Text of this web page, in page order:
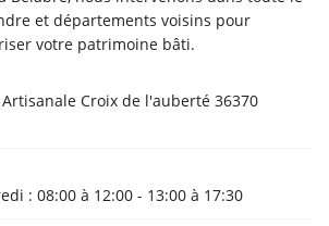
désinscription.
et départements voisins pour
votre patrimoine bâti.
Croix de l'auberté 36370
: 08:00 à 12:00 - 13:00 à 17:30